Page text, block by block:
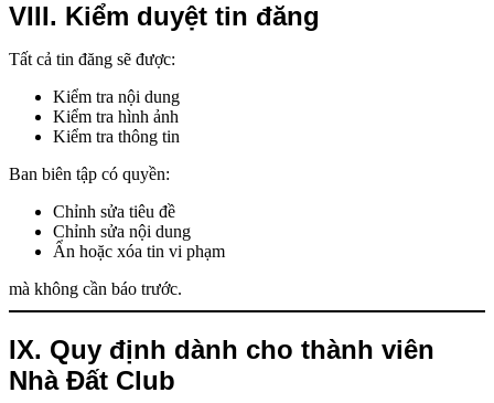
VIII. Kiểm duyệt tin đăng
Tất cả tin đăng sẽ được:
Kiểm tra nội dung
Kiểm tra hình ảnh
Kiểm tra thông tin
Ban biên tập có quyền:
Chỉnh sửa tiêu đề
Chỉnh sửa nội dung
Ẩn hoặc xóa tin vi phạm
mà không cần báo trước.
IX. Quy định dành cho thành viên
Nhà Đất Club